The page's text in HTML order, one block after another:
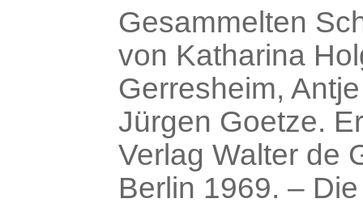
Gesammelten
von Katharina
Gerresheim,
Jürgen Goetze.
Verlag Walter de
Berlin 1969. –